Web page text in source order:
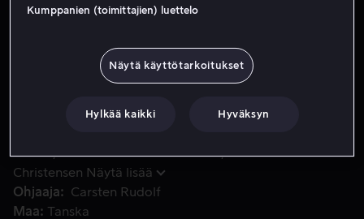
eivät saa häntä joulumielelle, ja iloisimmillaan hän on
silloin, kun juhla-aika on ohi. Pixy-tontulla ei siis käy
perheen kotiin, mutta onneksi hän ystävystyy Hugo-
Larsen Carolina Callisen Whittaker Anders Budde
Christensen Näytä lisää
Ohjaaja
Carsten Rudolf
Maa
Tanska
Kumppanien (toimittajien) luettelo
Näytä käyttötarkoitukset
Hylkää kaikki Hyväksyn